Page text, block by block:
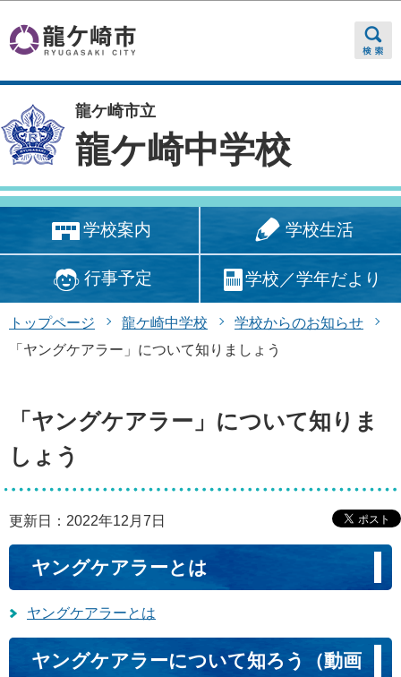
龍ケ崎市立
龍ケ崎中学校
学校案内 学校生活
行事予定 学校／学年だより
トップページ 龍ケ崎中学校
学校からのお知らせ
「ヤングケアラー」について知りましょう
「ヤングケアラー」について知りま
しょう
更新日：2022年12月7日
ヤングケアラーとは
ヤングケアラーとは
ヤングケアラーについて知ろう（動画